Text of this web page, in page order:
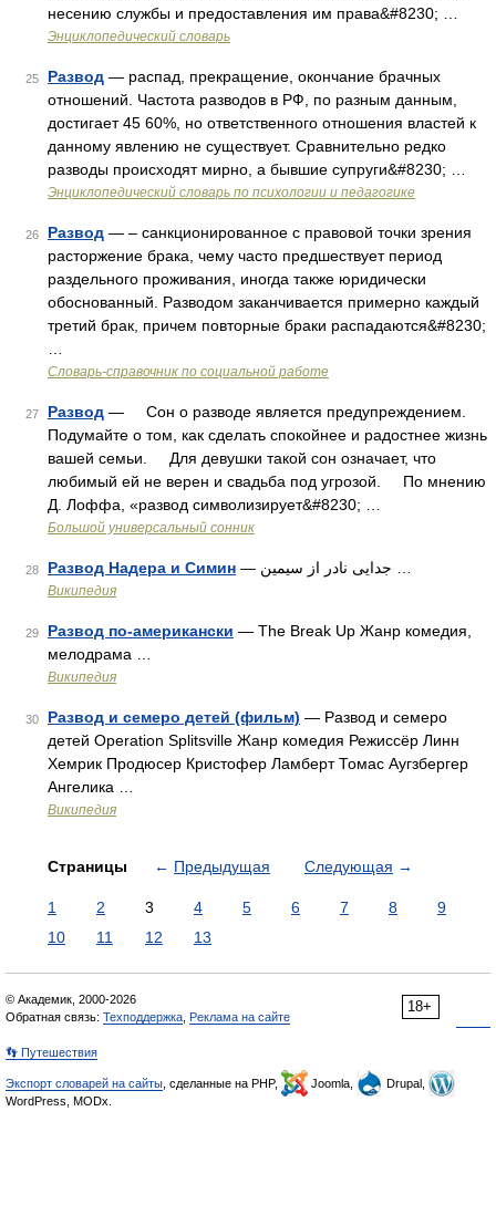
несению службы и предоставления им права&#8230; …
Энциклопедический словарь
25 Развод — распад, прекращение, окончание брачных
отношений. Частота разводов в РФ, по разным данным,
достигает 45 60%, но ответственного отношения властей к
данному явлению не существует. Сравнительно редко
разводы происходят мирно, а бывшие супруги&#8230; …
Энциклопедический словарь по психологии и педагогике
26 Развод — – санкционированное с правовой точки зрения
расторжение брака, чему часто предшествует период
раздельного проживания, иногда также юридически
обоснованный. Разводом заканчивается примерно каждый
третий брак, причем повторные браки распадаются&#8230;
Словарь-справочник по социальной работе
27 Развод — Сон о разводе является предупреждением.
Подумайте о том, как сделать спокойнее и радостнее жизнь
вашей семьи. Для девушки такой сон означает, что
любимый ей не верен и свадьба под угрозой. По мнению
Д. Лоффа, «развод символизирует&#8230; …
Большой универсальный сонник
28 Развод Надера и Симин
Википедия
29 Развод по-американски — The Break Up Жанр комедия,
мелодрама …
Википедия
30 Развод и семеро детей (фильм) — Развод и семеро
детей Operation Splitsville Жанр комедия Режиссёр Линн
Хемрик Продюсер Кристофер Ламберт Томас Аугзбергер
Ангелика …
Википедия
Страницы ← Предыдущая Следующая →
1 2 3 4 5 6 7 8
9
10
11 12 13
18+
© Академик, 2000-2026
Обратная связь: Техподдержка Реклама на сайте
👣 Путешествия
Экспорт словарей на сайты , сделанные на PHP, Joomla,
Drupal,
WordPress, MODx.